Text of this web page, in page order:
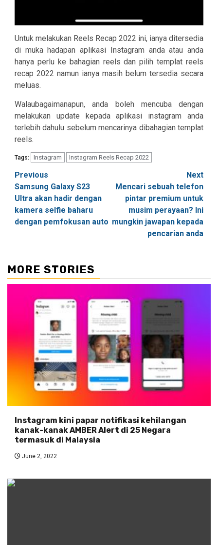
Untuk melakukan Reels Recap 2022 ini, ianya ditersedia
di muka hadapan aplikasi Instagram anda atau anda
hanya perlu ke bahagian reels dan pilih templat reels
recap 2022 namun ianya masih belum tersedia secara
meluas.
Walaubagaimanapun, anda boleh mencuba dengan
melakukan update kepada aplikasi instagram anda
terlebih dahulu sebelum mencarinya dibahagian templat
reels.
Tags: Instagram Instagram Reels Recap 2022
Post
navigation
Previous
Samsung Galaxy S23
Ultra akan hadir dengan
kamera selfie baharu
dengan pemfokusan auto
Next
Mencari sebuah telefon
pintar premium untuk
musim perayaan? Ini
mungkin jawapan kepada
pencarian anda
MORE STORIES
Instagram kini papar notifikasi kehilangan
kanak-kanak AMBER Alert di 25 Negara
termasuk di Malaysia
June 2, 2022